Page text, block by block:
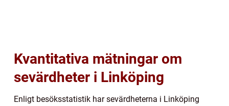
Kvantitativa mätningar om
sevärdheter i Linköping
Enligt besöksstatistik har sevärdheterna i Linköping